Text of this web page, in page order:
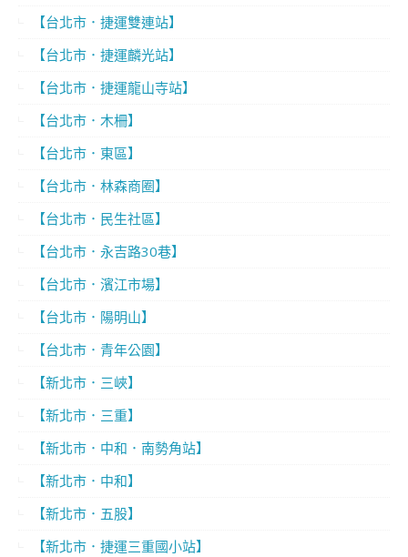
【台北市．捷運雙連站】
【台北市．捷運麟光站】
【台北市．捷運龍山寺站】
【台北市．木柵】
【台北市．東區】
【台北市．林森商圈】
【台北市．民生社區】
【台北市．永吉路30巷】
【台北市．濱江市場】
【台北市．陽明山】
【台北市．青年公園】
【新北市．三峽】
【新北市．三重】
【新北市．中和．南勢角站】
【新北市．中和】
【新北市．五股】
【新北市．捷運三重國小站】